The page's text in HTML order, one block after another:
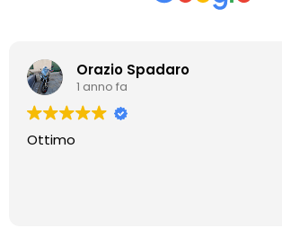
Orazio Spadaro
1 anno fa
Ottimo